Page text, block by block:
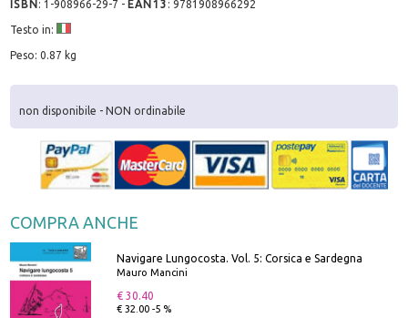
ISBN:1-908966-29-7 - EAN13 :9781908966292
Testo in:
Peso: 0.87 kg
non disponibile - NON ordinabile
COMPRA ANCHE
Navigare Lungocosta. Vol. 5: Corsica e Sardegna
Mauro Mancini
€ 30.40
€ 32.00 -5 %